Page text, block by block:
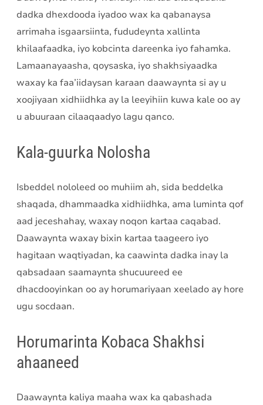
dadka dhexdooda iyadoo wax ka qabanaysa
arrimaha isgaarsiinta, fududeynta xallinta
khilaafaadka, iyo kobcinta dareenka iyo fahamka.
Lamaanayaasha, qoysaska, iyo shakhsiyaadka
waxay ka faa’iidaysan karaan daawaynta si ay u
xoojiyaan xidhiidhka ay la leeyihiin kuwa kale oo ay
u abuuraan cilaaqaadyo lagu qanco.
Kala-guurka Nolosha
Isbeddel nololeed oo muhiim ah, sida beddelka
shaqada, dhammaadka xidhiidhka, ama luminta qof
aad jeceshahay, waxay noqon kartaa caqabad.
Daawaynta waxay bixin kartaa taageero iyo
hagitaan waqtiyadan, ka caawinta dadka inay la
qabsadaan saamaynta shucuureed ee
dhacdooyinkan oo ay horumariyaan xeelado ay hore
ugu socdaan.
Horumarinta Kobaca Shakhsi
ahaaneed
Daawaynta kaliya maaha wax ka qabashada